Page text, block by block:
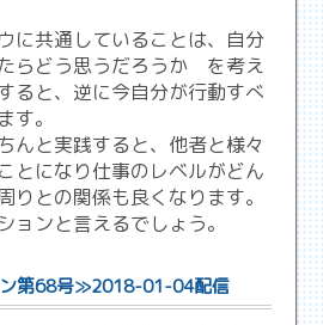
に共通していることは、自分
らどう思うだろうか を考え
ると、逆に今自分が行動すべ
す。
んと実践すると、他者と様々
とになり仕事のレベルがどん
りとの関係も良くなります。
ョンと言えるでしょう。
第68号≫2018-01-04配信